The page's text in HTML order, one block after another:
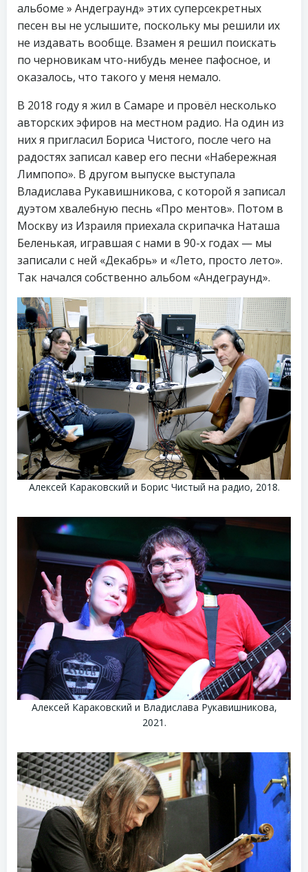
альбоме » Андеграунд» этих суперсекретных
песен вы не услышите, поскольку мы решили их
не издавать вообще. Взамен я решил поискать
по черновикам что-нибудь менее пафосное, и
оказалось, что такого у меня немало.
В 2018 году я жил в Самаре и провёл несколько
авторских эфиров на местном радио. На один из
них я пригласил Бориса Чистого, после чего на
радостях записал кавер его песни «Набережная
Лимпопо». В другом выпуске выступала
Владислава Рукавишникова, с которой я записал
дуэтом хвалебную песнь «Про ментов». Потом в
Москву из Израиля приехала скрипачка Наташа
Беленькая, игравшая с нами в 90-х годах — мы
записали с ней «Декабрь» и «Лето, просто лето».
Так начался собственно альбом «Андеграунд».
Алексей Караковский и Борис Чистый на радио, 2018.
Алексей Караковский и Владислава Рукавишникова,
2021.